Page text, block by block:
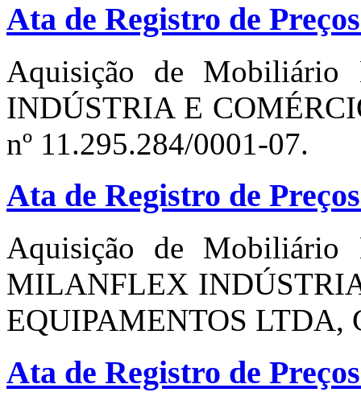
Ata de Registro de
Aquisição de Mobiliário
INDÚSTRIA E
nº 11.295.284/0001-07.
Ata de Registro de
Aquisição de Mobiliário
MILANFLEX
EQUIPAMENTOS LTDA,
Ata de Registro de